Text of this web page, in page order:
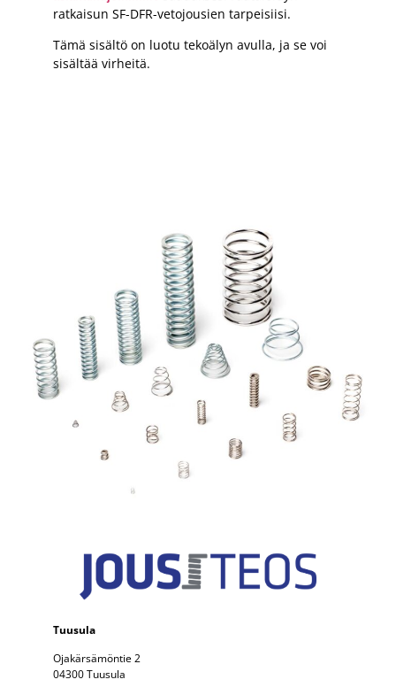
ratkaisun SF-DFR-vetojousien tarpeisiisi.
Tämä sisältö on luotu tekoälyn avulla, ja se voi
sisältää virheitä.
Tuusula
Ojakärsämöntie 2
04300 Tuusula